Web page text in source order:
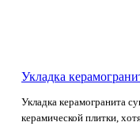
Укладка
Укладка керамогранита
керамической плитки,